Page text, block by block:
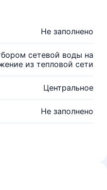
Не заполнено
сетевой воды на
из тепловой сети
Центральное
Не заполнено